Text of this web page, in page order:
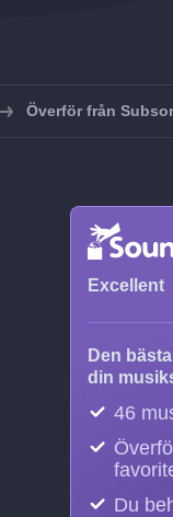
Överför från
Excellent
Den
din
46
Du